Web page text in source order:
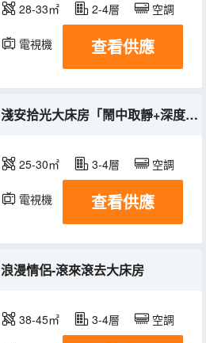
28-33㎡ 2-4層 空調
電視機 查看供應
淺安拾光大床房「鬧中取靜+深度睡眠」
25-30㎡ 3-4層 空調
電視機 查看供應
浪漫情侶-滾來滾去大床房
38-45㎡ 3-4層 空調